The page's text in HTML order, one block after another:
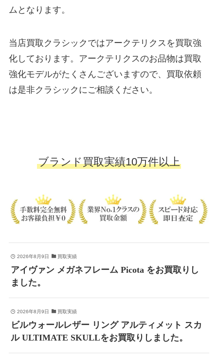
ムとなります。
当店買取クラシックではアークテリクスを買取強
化しております。アークテリクスのお品物は買取
強化モデルがたくさんございますので、買取依頼
は是非クラシックにご相談ください。
ブランド買取実績10万件以上
2026年8月9日 買取実績
アイヴァン メガネフレーム Picota をお買取りし
ました。
2026年8月9日 買取実績
ビルウォールレザー リング アルティメット スカ
ル ULTIMATE SKULLをお買取りしました。